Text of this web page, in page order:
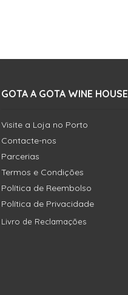
GOTA A GOTA WINE HOUSE
Visite a Loja no Porto
Contacte-nos
Parcerias
Termos e Condições
Política de Reembolso
Política de Privacidade
Livro de Reclamações